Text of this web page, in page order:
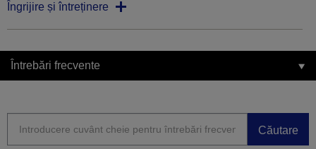
Îngrijire și întreținere
Întrebări frecvente
Căutare